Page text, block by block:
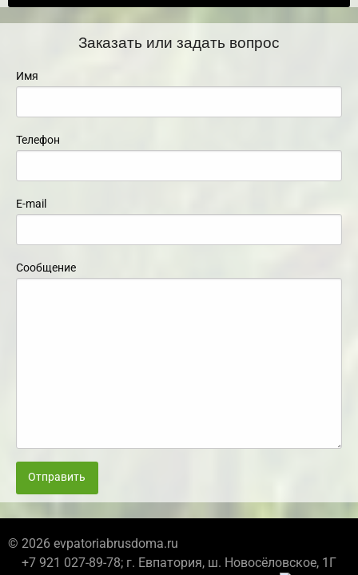
Заказать или задать вопрос
Имя
Телефон
E-mail
Сообщение
Отправить
© 2026 evpatoriabrusdoma.ru
+7 921 027-89-78; г. Евпатория, ш. Новосёловское, 1Г